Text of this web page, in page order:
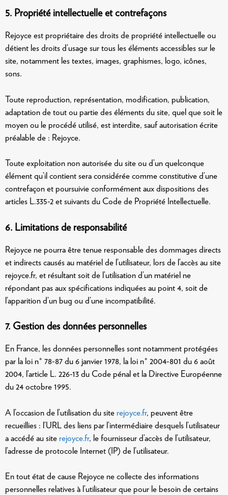
5. Propriété intellectuelle et contrefaçons
Rejoyce est propriétaire des droits de propriété intellectuelle ou
détient les droits d’usage sur tous les éléments accessibles sur le
site, notamment les textes, images, graphismes, logo, icônes,
sons.
Toute reproduction, représentation, modification, publication,
adaptation de tout ou partie des éléments du site, quel que soit le
moyen ou le procédé utilisé, est interdite, sauf autorisation écrite
préalable de : Rejoyce.
Toute exploitation non autorisée du site ou d’un quelconque
élément qu’il contient sera considérée comme constitutive d’une
contrefaçon et poursuivie conformément aux dispositions des
articles L.335-2 et suivants du Code de Propriété Intellectuelle.
6. Limitations de responsabilité
Rejoyce ne pourra être tenue responsable des dommages directs
et indirects causés au matériel de l’utilisateur, lors de l’accès au site
rejoyce.fr, et résultant soit de l’utilisation d’un matériel ne
répondant pas aux spécifications indiquées au point 4, soit de
l’apparition d’un bug ou d’une incompatibilité.
7. Gestion des données personnelles
En France, les données personnelles sont notamment protégées
par la loi n° 78-87 du 6 janvier 1978, la loi n° 2004-801 du 6 août
2004, l’article L. 226-13 du Code pénal et la Directive Européenne
du 24 octobre 1995.
A l’occasion de l’utilisation du site rejoyce.fr, peuvent être
recueillies : l’URL des liens par l’intermédiaire desquels l’utilisateur
a accédé au site rejoyce.fr, le fournisseur d’accès de l’utilisateur,
l’adresse de protocole Internet (IP) de l’utilisateur.
En tout état de cause Rejoyce ne collecte des informations
personnelles relatives à l’utilisateur que pour le besoin de certains